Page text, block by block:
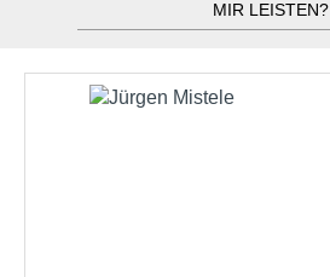
MIR LEISTEN?